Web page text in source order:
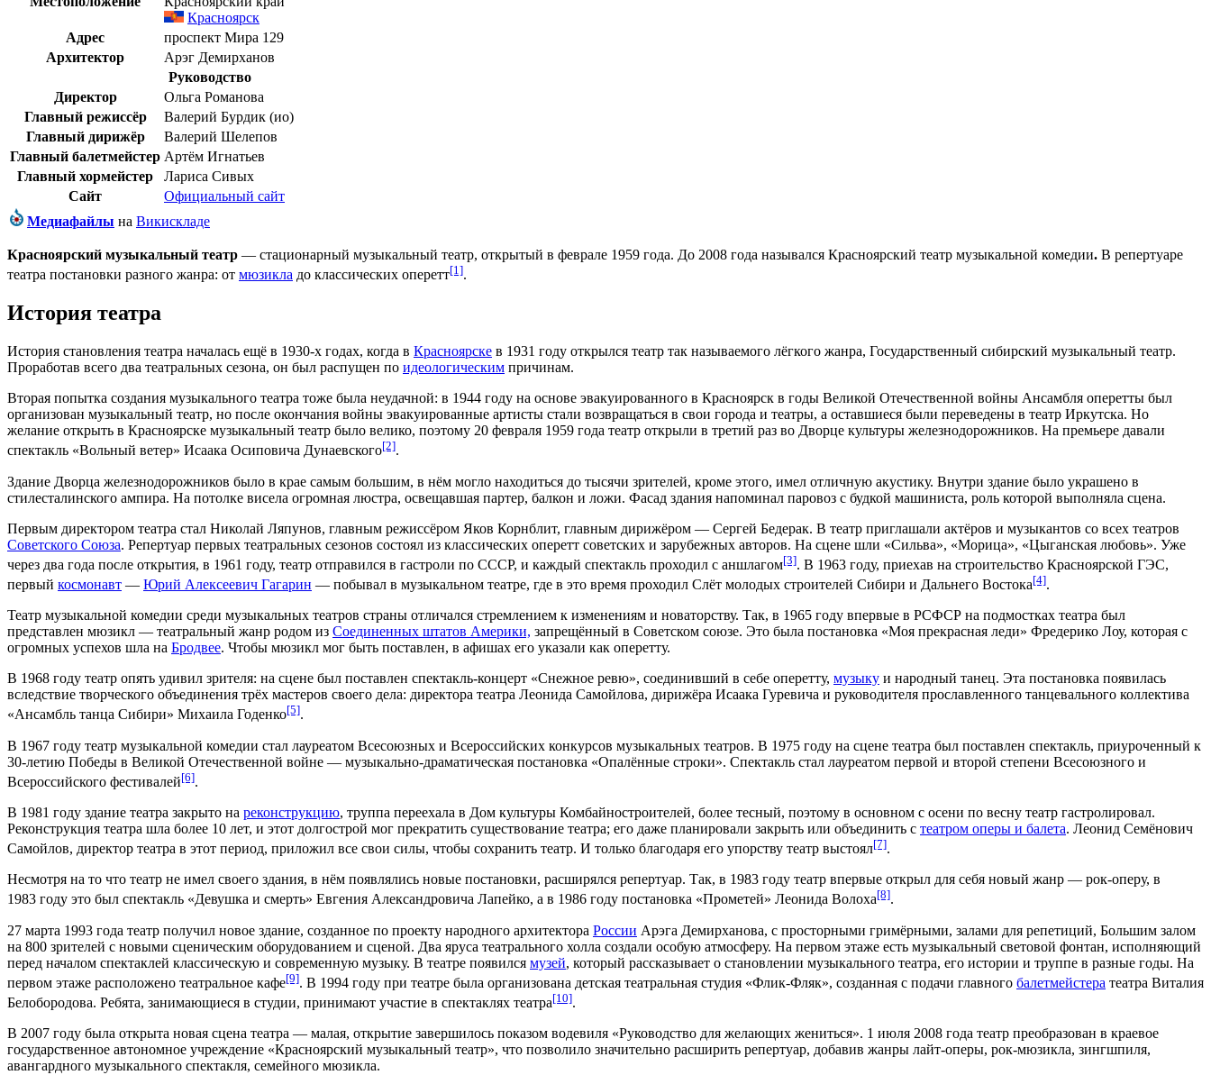
Красноярск
Адрес
проспект Мира 129
Архитектор
Арэг Демирханов
Руководство
Директор
Ольга Романова
Главный режиссёр
Валерий Бурдик (ио)
Главный дирижёр
Валерий Шелепов
Главный балетмейстер Артём Игнатьев
Главный хормейстер
Лариса Сивых
Сайт
Официальный сайт
Медиафайлы на Викискладе
Красноярский музыкальный театр — стационарный музыкальный театр, открытый в феврале 1959 года. До 2008 года назывался Красноярский театр музыкальной комедии. В репертуаре
театра постановки разного жанра: от мюзикла до классических оперетт[1].
История театра
История становления театра началась ещё в 1930-х годах, когда в Красноярске в 1931 году открылся театр так называемого лёгкого жанра, Государственный сибирский музыкальный театр.
Проработав всего два театральных сезона, он был распущен по идеологическим причинам.
Вторая попытка создания музыкального театра тоже была неудачной: в 1944 году на основе эвакуированного в Красноярск в годы Великой Отечественной войны Ансамбля оперетты был
организован музыкальный театр, но после окончания войны эвакуированные артисты стали возвращаться в свои города и театры, а оставшиеся были переведены в театр Иркутска. Но
желание открыть в Красноярске музыкальный театр было велико, поэтому 20 февраля 1959 года театр открыли в третий раз во Дворце культуры железнодорожников. На премьере давали
спектакль «Вольный ветер» Исаака Осиповича Дунаевского[2].
Здание Дворца железнодорожников было в крае самым большим, в нём могло находиться до тысячи зрителей, кроме этого, имел отличную акустику. Внутри здание было украшено в
стилесталинского ампира. На потолке висела огромная люстра, освещавшая партер, балкон и ложи. Фасад здания напоминал паровоз с будкой машиниста, роль которой выполняла сцена.
Первым директором театра стал Николай Ляпунов, главным режиссёром Яков Корнблит, главным дирижёром — Сергей Бедерак. В театр приглашали актёров и музыкантов со всех театров
Советского Союза. Репертуар первых театральных сезонов состоял из классических оперетт советских и зарубежных авторов. На сцене шли «Сильва», «Морица», «Цыганская любовь». Уже
через два года после открытия, в 1961 году, театр отправился в гастроли по СССР, и каждый спектакль проходил с аншлагом[3]. В 1963 году, приехав на строительство Красноярской ГЭС,
первый космонавт — Юрий Алексеевич Гагарин — побывал в музыкальном театре, где в это время проходил Слёт молодых строителей Сибири и Дальнего Востока[4].
Театр музыкальной комедии среди музыкальных театров страны отличался стремлением к изменениям и новаторству. Так, в 1965 году впервые в РСФСР на подмостках театра был
представлен мюзикл — театральный жанр родом из Соединенных штатов Америки, запрещённый в Советском союзе. Это была постановка «Моя прекрасная леди» Фредерико Лоу, которая с
огромных успехов шла на Бродвее. Чтобы мюзикл мог быть поставлен, в афишах его указали как оперетту.
В 1968 году театр опять удивил зрителя: на сцене был поставлен спектакль-концерт «Снежное ревю», соединивший в себе оперетту, музыку и народный танец. Эта постановка появилась
вследствие творческого объединения трёх мастеров своего дела: директора театра Леонида Самойлова, дирижёра Исаака Гуревича и руководителя прославленного танцевального коллектива
«Ансамбль танца Сибири» Михаила Годенко[5].
В 1967 году театр музыкальной комедии стал лауреатом Всесоюзных и Всероссийских конкурсов музыкальных театров. В 1975 году на сцене театра был поставлен спектакль, приуроченный к
30-летию Победы в Великой Отечественной войне — музыкально-драматическая постановка «Опалённые строки». Спектакль стал лауреатом первой и второй степени Всесоюзного и
Всероссийского фестивалей[6].
В 1981 году здание театра закрыто на реконструкцию, труппа переехала в Дом культуры Комбайностроителей, более тесный, поэтому в основном с осени по весну театр гастролировал.
Реконструкция театра шла более 10 лет, и этот долгострой мог прекратить существование театра; его даже планировали закрыть или объединить с театром оперы и балета. Леонид Семёнович
Самойлов, директор театра в этот период, приложил все свои силы, чтобы сохранить театр. И только благодаря его упорству театр выстоял[7].
Несмотря на то что театр не имел своего здания, в нём появлялись новые постановки, расширялся репертуар. Так, в 1983 году театр впервые открыл для себя новый жанр — рок-оперу, в
1983 году это был спектакль «Девушка и смерть» Евгения Александровича Лапейко, а в 1986 году постановка «Прометей» Леонида Волоха[8].
27 марта 1993 года театр получил новое здание, созданное по проекту народного архитектора России Арэга Демирханова, с просторными гримёрными, залами для репетиций, Большим залом
на 800 зрителей с новыми сценическим оборудованием и сценой. Два яруса театрального холла создали особую атмосферу. На первом этаже есть музыкальный световой фонтан, исполняющий
перед началом спектаклей классическую и современную музыку. В театре появился музей, который рассказывает о становлении музыкального театра, его истории и труппе в разные годы. На
первом этаже расположено театральное кафе[9]. В 1994 году при театре была организована детская театральная студия «Флик-Фляк», созданная с подачи главного балетмейстера театра Виталия
Белобородова. Ребята, занимающиеся в студии, принимают участие в спектаклях театра[10].
В 2007 году была открыта новая сцена театра — малая, открытие завершилось показом водевиля «Руководство для желающих жениться». 1 июля 2008 года театр преобразован в краевое
государственное автономное учреждение «Красноярский музыкальный театр», что позволило значительно расширить репертуар, добавив жанры лайт-оперы, рок-мюзикла, зингшпиля,
авангардного музыкального спектакля, семейного мюзикла.